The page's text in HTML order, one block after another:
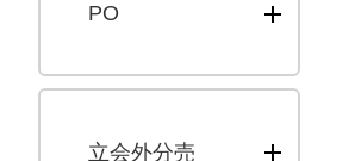
PO
立会外分売